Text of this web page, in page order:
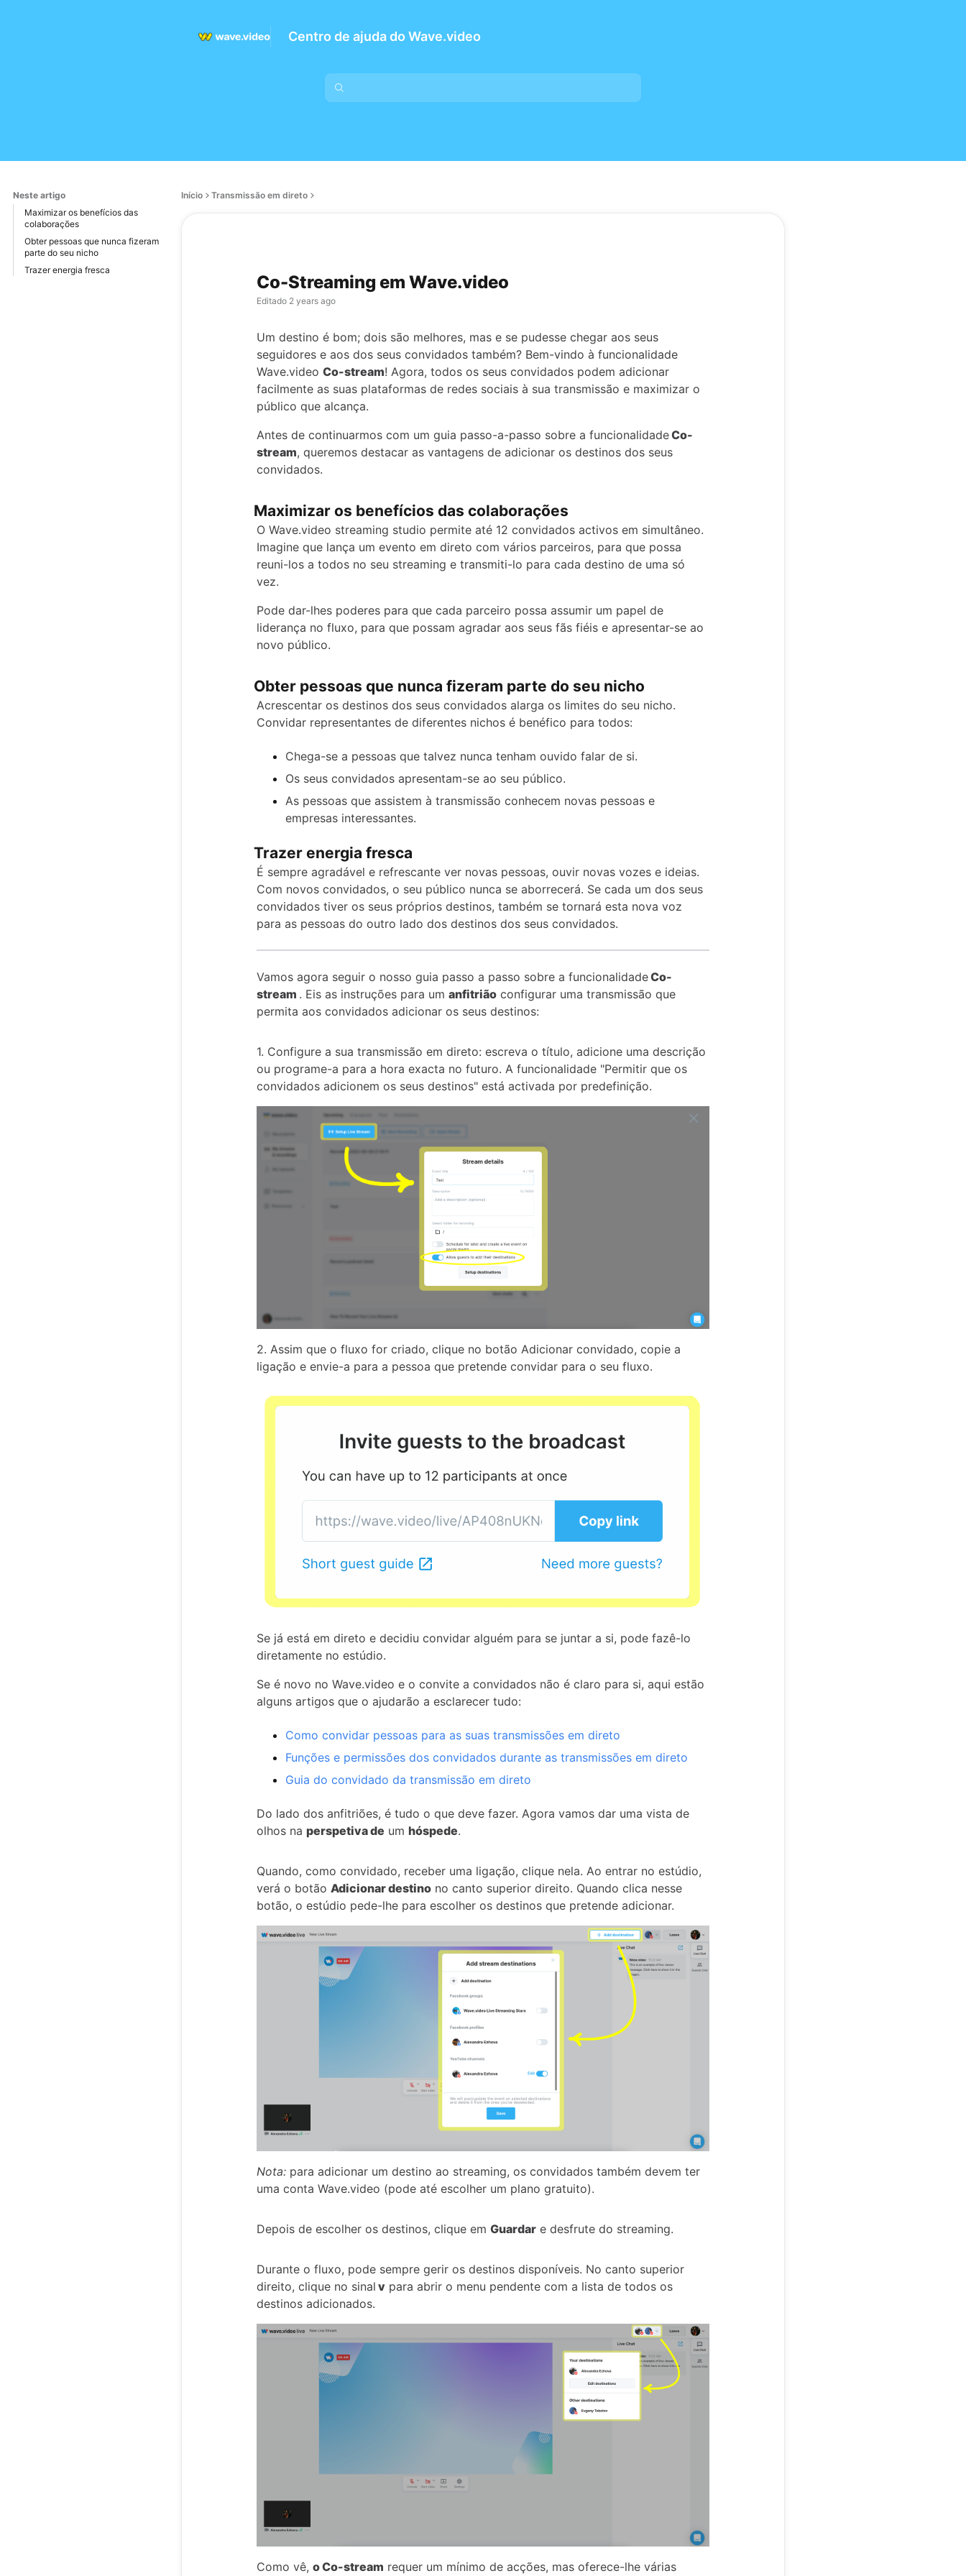
Centro de ajuda do Wave.video
Neste artigo
Maximizar os benefícios das
colaborações
Obter pessoas que nunca fizeram
parte do seu nicho
Trazer energia fresca
Início Transmissão em direto
Co-Streaming em Wave.video
Editado 2 years ago
Um destino é bom; dois são melhores, mas e se pudesse chegar aos seus
seguidores e aos dos seus convidados também? Bem-vindo à funcionalidade
Wave.video Co-stream! Agora, todos os seus convidados podem adicionar
facilmente as suas plataformas de redes sociais à sua transmissão e maximizar o
público que alcança.
Antes de continuarmos com um guia passo-a-passo sobre a funcionalidadeCo-
stream, queremos destacar as vantagens de adicionar os destinos dos seus
convidados.
Maximizar os benefícios das colaborações
O Wave.video streaming studio permite até 12 convidados activos em simultâneo.
Imagine que lança um evento em direto com vários parceiros, para que possa
reuni-los a todos no seu streaming e transmiti-lo para cada destino de uma só
vez.
Pode dar-lhes poderes para que cada parceiro possa assumir um papel de
liderança no fluxo, para que possam agradar aos seus fãs fiéis e apresentar-se ao
novo público.
Obter pessoas que nunca fizeram parte do seu nicho
Acrescentar os destinos dos seus convidados alarga os limites do seu nicho.
Convidar representantes de diferentes nichos é benéfico para todos:
Chega-se a pessoas que talvez nunca tenham ouvido falar de si.
Os seus convidados apresentam-se ao seu público.
As pessoas que assistem à transmissão conhecem novas pessoas e
empresas interessantes.
Trazer energia fresca
É sempre agradável e refrescante ver novas pessoas, ouvir novas vozes e ideias.
Com novos convidados, o seu público nunca se aborrecerá. Se cada um dos seus
convidados tiver os seus próprios destinos, também se tornará esta nova voz
para as pessoas do outro lado dos destinos dos seus convidados.
Vamos agora seguir o nosso guia passo a passo sobre a funcionalidadeCo-
stream . Eis as instruções para um anfitrião configurar uma transmissão que
permita aos convidados adicionar os seus destinos:
1. Configure a sua transmissão em direto: escreva o título, adicione uma descrição
ou programe-a para a hora exacta no futuro. A funcionalidade "Permitir que os
convidados adicionem os seus destinos" está activada por predefinição.
2. Assim que o fluxo for criado, clique no botão Adicionar convidado, copie a
ligação e envie-a para a pessoa que pretende convidar para o seu fluxo.
Se já está em direto e decidiu convidar alguém para se juntar a si, pode fazê-lo
diretamente no estúdio.
Se é novo no Wave.video e o convite a convidados não é claro para si, aqui estão
alguns artigos que o ajudarão a esclarecer tudo:
Como convidar pessoas para as suas transmissões em direto
Funções e permissões dos convidados durante as transmissões em direto
Guia do convidado da transmissão em direto
Do lado dos anfitriões, é tudo o que deve fazer. Agora vamos dar uma vista de
olhos na perspetiva de um hóspede.
Quando, como convidado, receber uma ligação, clique nela. Ao entrar no estúdio,
verá o botão Adicionar destino no canto superior direito. Quando clica nesse
botão, o estúdio pede-lhe para escolher os destinos que pretende adicionar.
Nota: para adicionar um destino ao streaming, os convidados também devem ter
uma conta Wave.video (pode até escolher um plano gratuito).
Depois de escolher os destinos, clique em Guardar e desfrute do streaming.
Durante o fluxo, pode sempre gerir os destinos disponíveis. No canto superior
direito, clique no sinal v para abrir o menu pendente com a lista de todos os
destinos adicionados.
Como vê, o Co-stream requer um mínimo de acções, mas oferece-lhe várias